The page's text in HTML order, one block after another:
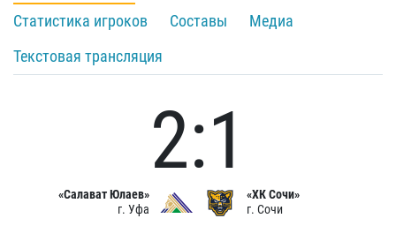
Статистика игроков
Составы
Медиа
Текстовая трансляция
«Салават Юлаев»
г. Уфа
2:1
«ХК Сочи»
г. Сочи